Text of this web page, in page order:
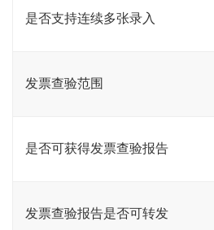
是否支持连续多张录入
发票查验范围
是否可获得发票查验报告
发票查验报告是否可转发